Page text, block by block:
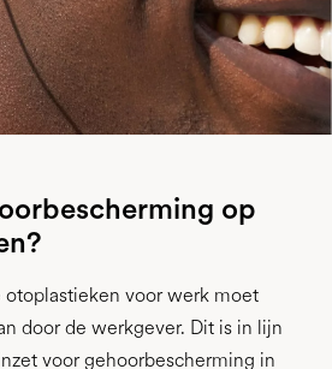
op
otoplastieken voor werk moet
door de werkgever. Dit is in lijn
voor gehoorbescherming in